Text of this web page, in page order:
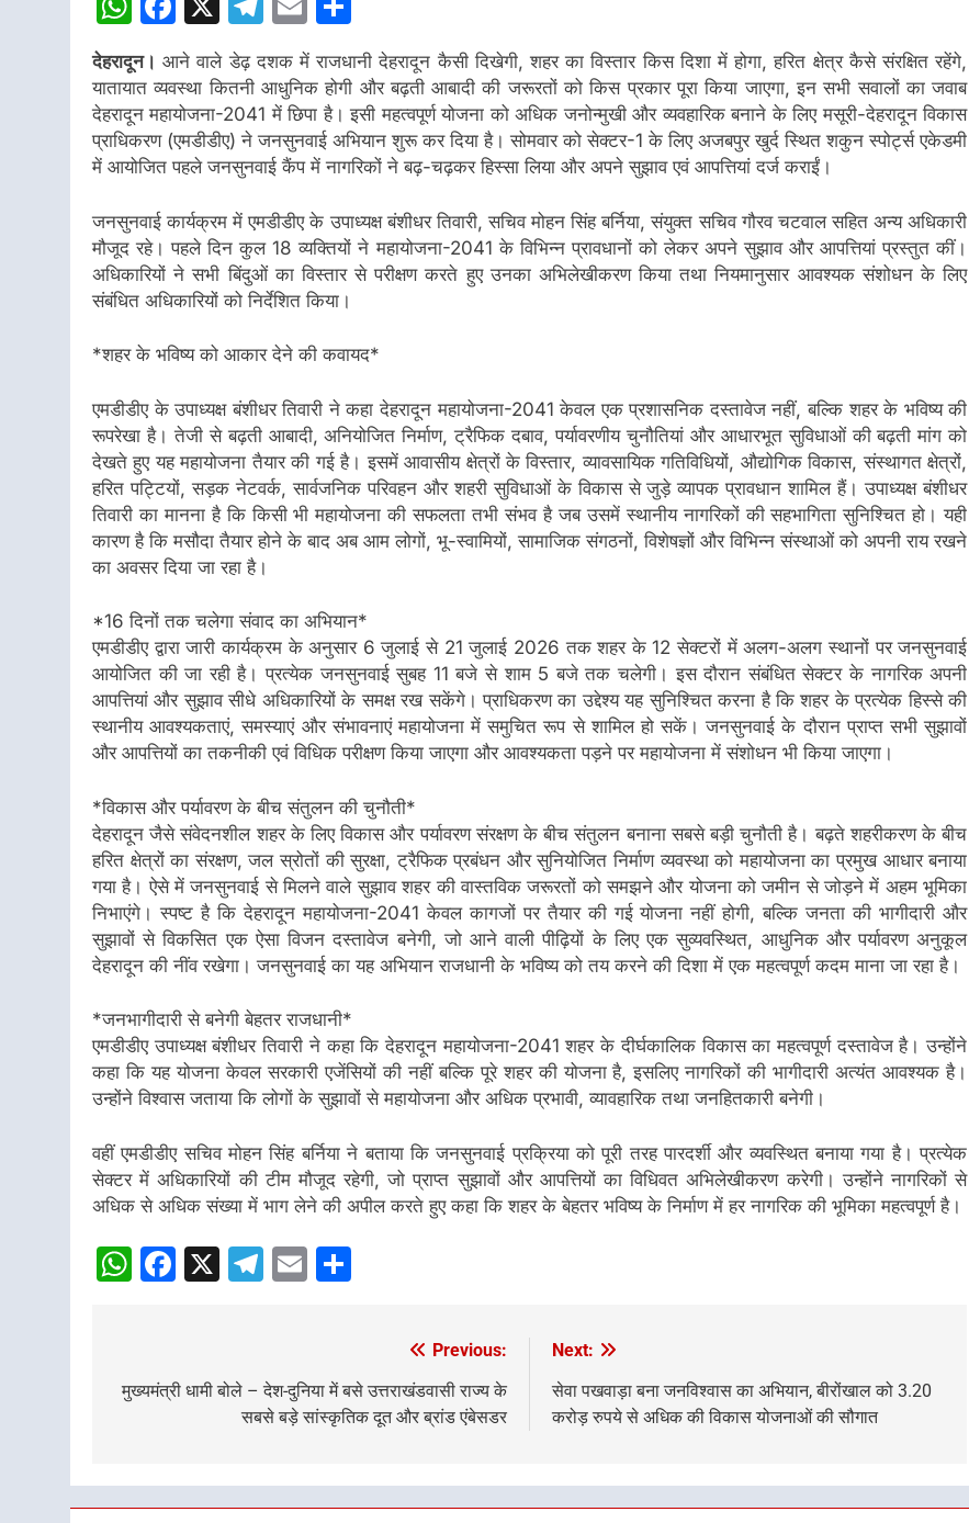
देहरादून। आने वाले डेढ़ दशक में राजधानी देहरादून कैसी दिखेगी, शहर का विस्तार किस दिशा में होगा, हरित क्षेत्र कैसे संरक्षित रहेंगे,
यातायात व्यवस्था कितनी आधुनिक होगी और बढ़ती आबादी की जरूरतों को किस प्रकार पूरा किया जाएगा, इन सभी सवालों का जवाब
देहरादून महायोजना-2041 में छिपा है। इसी महत्वपूर्ण योजना को अधिक जनोन्मुखी और व्यवहारिक बनाने के लिए मसूरी-देहरादून विकास
प्राधिकरण (एमडीडीए) ने जनसुनवाई अभियान शुरू कर दिया है। सोमवार को सेक्टर-1 के लिए अजबपुर खुर्द स्थित शकुन स्पोर्ट्स एकेडमी
में आयोजित पहले जनसुनवाई कैंप में नागरिकों ने बढ़-चढ़कर हिस्सा लिया और अपने सुझाव एवं आपत्तियां दर्ज कराईं।
जनसुनवाई कार्यक्रम में एमडीडीए के उपाध्यक्ष बंशीधर तिवारी, सचिव मोहन सिंह बर्निया, संयुक्त सचिव गौरव चटवाल सहित अन्य अधिकारी
मौजूद रहे। पहले दिन कुल 18 व्यक्तियों ने महायोजना-2041 के विभिन्न प्रावधानों को लेकर अपने सुझाव और आपत्तियां प्रस्तुत कीं।
अधिकारियों ने सभी बिंदुओं का विस्तार से परीक्षण करते हुए उनका अभिलेखीकरण किया तथा नियमानुसार आवश्यक संशोधन के लिए
संबंधित अधिकारियों को निर्देशित किया।
*शहर के भविष्य को आकार देने की कवायद*
एमडीडीए के उपाध्यक्ष बंशीधर तिवारी ने कहा देहरादून महायोजना-2041 केवल एक प्रशासनिक दस्तावेज नहीं, बल्कि शहर के भविष्य की
रूपरेखा है। तेजी से बढ़ती आबादी, अनियोजित निर्माण, ट्रैफिक दबाव, पर्यावरणीय चुनौतियां और आधारभूत सुविधाओं की बढ़ती मांग को
देखते हुए यह महायोजना तैयार की गई है। इसमें आवासीय क्षेत्रों के विस्तार, व्यावसायिक गतिविधियों, औद्योगिक विकास, संस्थागत क्षेत्रों,
हरित पट्टियों, सड़क नेटवर्क, सार्वजनिक परिवहन और शहरी सुविधाओं के विकास से जुड़े व्यापक प्रावधान शामिल हैं। उपाध्यक्ष बंशीधर
तिवारी का मानना है कि किसी भी महायोजना की सफलता तभी संभव है जब उसमें स्थानीय नागरिकों की सहभागिता सुनिश्चित हो। यही
कारण है कि मसौदा तैयार होने के बाद अब आम लोगों, भू-स्वामियों, सामाजिक संगठनों, विशेषज्ञों और विभिन्न संस्थाओं को अपनी राय रखने
का अवसर दिया जा रहा है।
*16 दिनों तक चलेगा संवाद का अभियान*
एमडीडीए द्वारा जारी कार्यक्रम के अनुसार 6 जुलाई से 21 जुलाई 2026 तक शहर के 12 सेक्टरों में अलग-अलग स्थानों पर जनसुनवाई
आयोजित की जा रही है। प्रत्येक जनसुनवाई सुबह 11 बजे से शाम 5 बजे तक चलेगी। इस दौरान संबंधित सेक्टर के नागरिक अपनी
आपत्तियां और सुझाव सीधे अधिकारियों के समक्ष रख सकेंगे। प्राधिकरण का उद्देश्य यह सुनिश्चित करना है कि शहर के प्रत्येक हिस्से की
स्थानीय आवश्यकताएं, समस्याएं और संभावनाएं महायोजना में समुचित रूप से शामिल हो सकें। जनसुनवाई के दौरान प्राप्त सभी सुझावों
और आपत्तियों का तकनीकी एवं विधिक परीक्षण किया जाएगा और आवश्यकता पड़ने पर महायोजना में संशोधन भी किया जाएगा।
*विकास और पर्यावरण के बीच संतुलन की चुनौती*
देहरादून जैसे संवेदनशील शहर के लिए विकास और पर्यावरण संरक्षण के बीच संतुलन बनाना सबसे बड़ी चुनौती है। बढ़ते शहरीकरण के बीच
हरित क्षेत्रों का संरक्षण, जल स्रोतों की सुरक्षा, ट्रैफिक प्रबंधन और सुनियोजित निर्माण व्यवस्था को महायोजना का प्रमुख आधार बनाया
गया है। ऐसे में जनसुनवाई से मिलने वाले सुझाव शहर की वास्तविक जरूरतों को समझने और योजना को जमीन से जोड़ने में अहम भूमिका
निभाएंगे। स्पष्ट है कि देहरादून महायोजना-2041 केवल कागजों पर तैयार की गई योजना नहीं होगी, बल्कि जनता की भागीदारी और
सुझावों से विकसित एक ऐसा विजन दस्तावेज बनेगी, जो आने वाली पीढ़ियों के लिए एक सुव्यवस्थित, आधुनिक और पर्यावरण अनुकूल
देहरादून की नींव रखेगा। जनसुनवाई का यह अभियान राजधानी के भविष्य को तय करने की दिशा में एक महत्वपूर्ण कदम माना जा रहा है।
*जनभागीदारी से बनेगी बेहतर राजधानी*
एमडीडीए उपाध्यक्ष बंशीधर तिवारी ने कहा कि देहरादून महायोजना-2041 शहर के दीर्घकालिक विकास का महत्वपूर्ण दस्तावेज है। उन्होंने
कहा कि यह योजना केवल सरकारी एजेंसियों की नहीं बल्कि पूरे शहर की योजना है, इसलिए नागरिकों की भागीदारी अत्यंत आवश्यक है।
उन्होंने विश्वास जताया कि लोगों के सुझावों से महायोजना और अधिक प्रभावी, व्यावहारिक तथा जनहितकारी बनेगी।
वहीं एमडीडीए सचिव मोहन सिंह बर्निया ने बताया कि जनसुनवाई प्रक्रिया को पूरी तरह पारदर्शी और व्यवस्थित बनाया गया है। प्रत्येक
सेक्टर में अधिकारियों की टीम मौजूद रहेगी, जो प्राप्त सुझावों और आपत्तियों का विधिवत अभिलेखीकरण करेगी। उन्होंने नागरिकों से
अधिक से अधिक संख्या में भाग लेने की अपील करते हुए कहा कि शहर के बेहतर भविष्य के निर्माण में हर नागरिक की भूमिका महत्वपूर्ण है।
WhatsApp
Facebook
X Telegram
Email
navigation
Previous:
मुख्यमंत्री धामी बोले – देश-दुनिया में बसे उत्तराखंडवासी राज्य के
सबसे बड़े सांस्कृतिक दूत और ब्रांड एंबेसडर
Next:
सेवा पखवाड़ा बना जनविश्वास का अभियान, बीरोंखाल को 3.20
करोड़ रुपये से अधिक की विकास योजनाओं की सौगात